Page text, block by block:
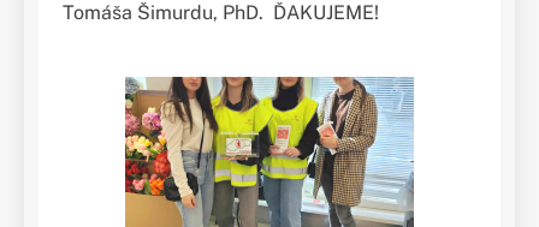
Tomáša Šimurdu, PhD. ĎAKUJEME!